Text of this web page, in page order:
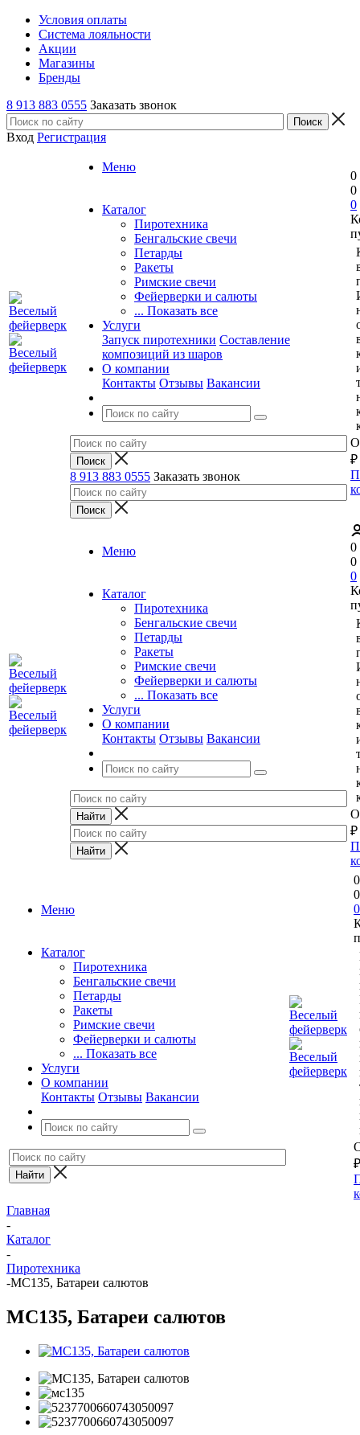
Условия оплаты
Система лояльности
Акции
Магазины
Бренды
8 913 883 0555 Заказать звонок
Вход Регистрация
Меню
Каталог
Пиротехника
Бенгальские свечи
Петарды
Ракеты
Римские свечи
Фейерверки и салюты
... Показать все
Услуги
Запуск пиротехники Составление
композиций из шаров
О компании
Контакты Отзывы Вакансии
8 913 883 0555 Заказать звонок
0
0
0
₽
Меню
Каталог
Пиротехника
Бенгальские свечи
Петарды
Ракеты
Римские свечи
Фейерверки и салюты
... Показать все
Услуги
О компании
Контакты Отзывы Вакансии
0
0
0
₽
Меню
Каталог
Пиротехника
Бенгальские свечи
Петарды
Ракеты
Римские свечи
Фейерверки и салюты
... Показать все
Услуги
О компании
Контакты Отзывы Вакансии
0
0
0
₽
Главная
-
Каталог
-
Пиротехника
-MC135, Батареи салютов
MC135, Батареи салютов